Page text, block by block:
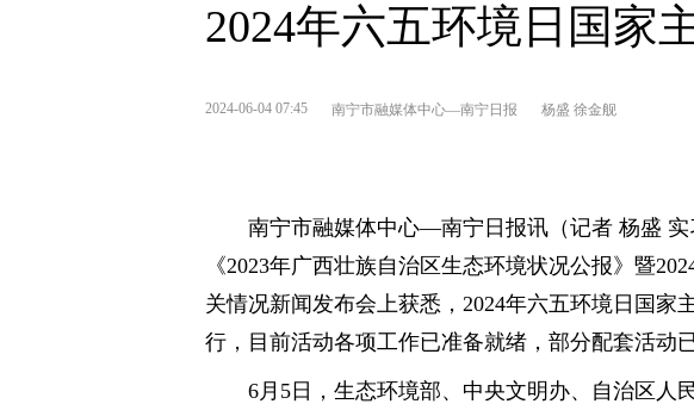
2024年六五环境日国家
2024-06-04 07:45 南宁市融媒体中心—南宁日报 杨盛 徐金舰
南宁市融媒体中心—南宁日报讯（记者 杨盛
《2023年广西壮族自治区生态环境状况公报》暨
关情况新闻发布会上获悉，2024年六五环境日国家
行，目前活动各项工作已准备就绪，部分配套活动
6月5日，生态环境部、中央文明办、自治区人